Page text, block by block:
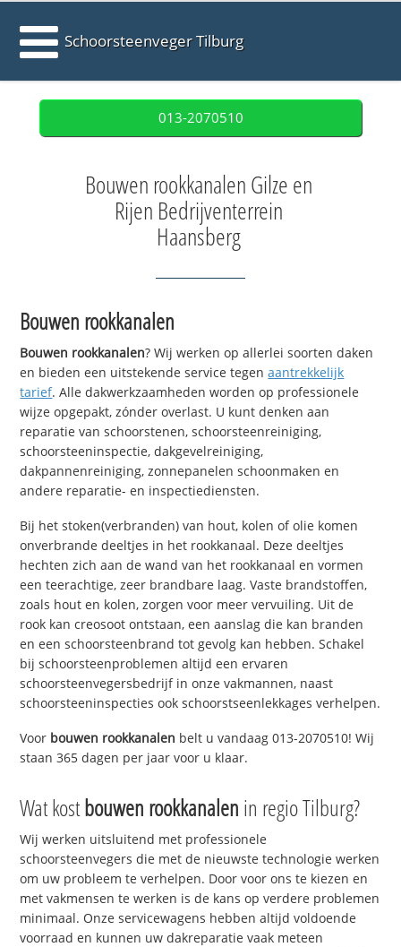
Schoorsteenveger Tilburg
013-2070510
Bouwen rookkanalen Gilze en
Rijen Bedrijventerrein
Haansberg
Bouwen rookkanalen
Bouwen rookkanalen? Wij werken op allerlei soorten daken
en bieden een uitstekende service tegenaantrekkelijk
tarief. Alle dakwerkzaamheden worden op professionele
wijze opgepakt, zónder overlast. U kunt denken aan
reparatie van schoorstenen, schoorsteenreiniging,
schoorsteeninspectie, dakgevelreiniging,
dakpannenreiniging, zonnepanelen schoonmaken en
andere reparatie- en inspectiediensten.
Bij het stoken(verbranden) van hout, kolen of olie komen
onverbrande deeltjes in het rookkanaal. Deze deeltjes
hechten zich aan de wand van het rookkanaal en vormen
een teerachtige, zeer brandbare laag. Vaste brandstoffen,
zoals hout en kolen, zorgen voor meer vervuiling. Uit de
rook kan creosoot ontstaan, een aanslag die kan branden
en een schoorsteenbrand tot gevolg kan hebben. Schakel
bij schoorsteenproblemen altijd een ervaren
schoorsteenvegersbedrijf in onze vakmannen, naast
schoorsteeninspecties ook schoorstseenlekkages verhelpen.
Voor bouwen rookkanalen belt u vandaag 013-2070510! Wij
staan 365 dagen per jaar voor u klaar.
Wat kostbouwen rookkanalen in regio Tilburg?
Wij werken uitsluitend met professionele
schoorsteenvegers die met de nieuwste technologie werken
om uw probleem te verhelpen. Door voor ons te kiezen en
met vakmensen te werken is de kans op verdere problemen
minimaal. Onze servicewagens hebben altijd voldoende
voorraad en kunnen uw dakreparatie vaak meteen